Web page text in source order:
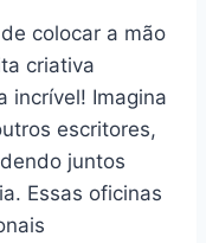
colocar a mão
criativa
incrível! Imagina
escritores,
juntos
Essas oficinas